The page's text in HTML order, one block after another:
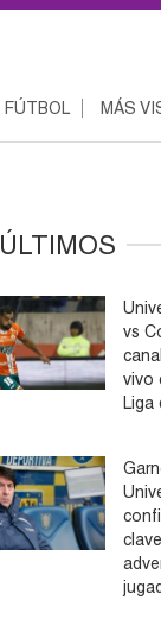
FÚTBOL MÁS
ÚLTIMOS
vs
vivo
Liga